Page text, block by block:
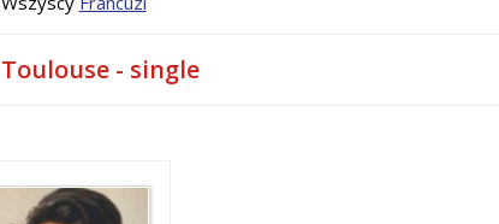
Toulouse - single